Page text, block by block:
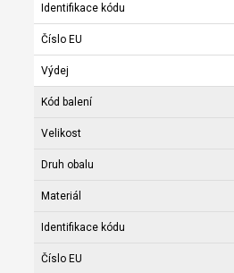
Identifikace kódu
Číslo EU
Výdej
Kód balení
Velikost
Druh obalu
Materiál
Identifikace kódu
Číslo EU